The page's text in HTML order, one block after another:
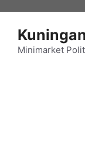
Minimarket